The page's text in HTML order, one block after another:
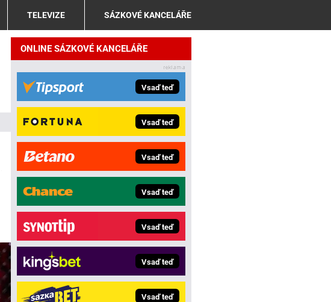
TELEVIZE SÁZKOVÉ KANCELÁŘE
ONLINE SÁZKOVÉ KANCELÁŘE
Vsaď teď
Vsaď teď
Vsaď teď
Vsaď teď
Vsaď teď
Vsaď teď
Vsaď teď